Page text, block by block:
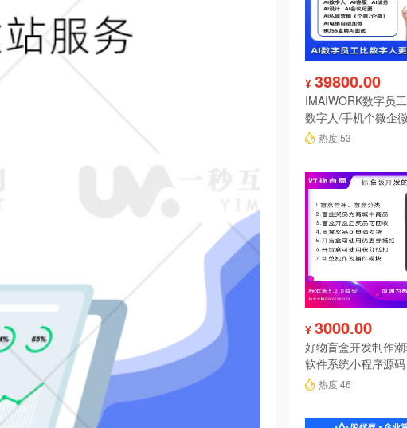
¥ 39800.00
IMAIWORK数字员
数字人/手机个微企
陪练/电销/客服/法
热度 53
¥ 3000.00
好物盲盒开发制作
软件系统小程序源码
热度 46